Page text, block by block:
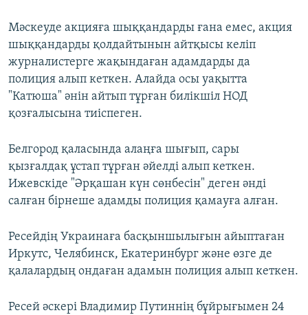
Мәскеуде акцияға шыққандарды ғана емес, акция
шыққандарды қолдайтынын айтқысы келіп
журналистерге жақындаған адамдарды да
полиция алып кеткен. Алайда осы уақытта
"Катюша" әнін айтып тұрған билікшіл НОД
қозғалысына тиіспеген.
Белгород қаласында алаңға шығып, сары
қызғалдақ ұстап тұрған әйелді алып кеткен.
Ижевскіде "Әрқашан күн сөнбесін" деген әнді
салған бірнеше адамды полиция қамауға алған.
Ресейдің Украинаға басқыншылығын айыптаған
Иркутс, Челябинск, Екатеринбург және өзге де
қалалардың ондаған адамын полиция алып кеткен.
Ресей әскері Владимир Путиннің бұйрығымен 24